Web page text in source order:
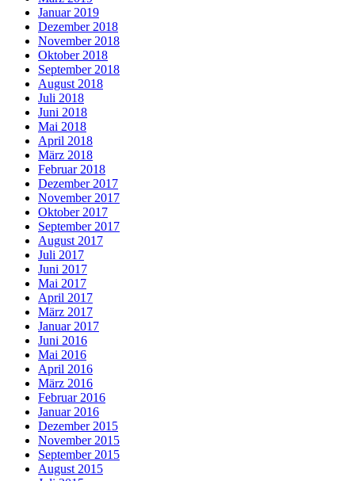
Januar 2019
Dezember 2018
November 2018
Oktober 2018
September 2018
August 2018
Juli 2018
Juni 2018
Mai 2018
April 2018
März 2018
Februar 2018
Dezember 2017
November 2017
Oktober 2017
September 2017
August 2017
Juli 2017
Juni 2017
Mai 2017
April 2017
März 2017
Januar 2017
Juni 2016
Mai 2016
April 2016
März 2016
Februar 2016
Januar 2016
Dezember 2015
November 2015
September 2015
August 2015